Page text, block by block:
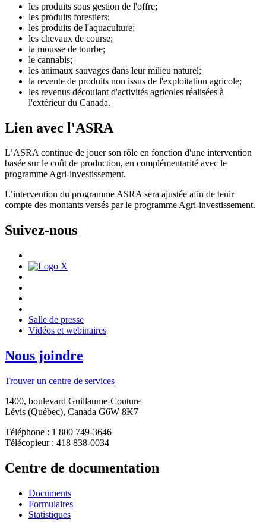
les produits sous gestion de l'offre;
les produits forestiers;
les produits de l'aquaculture;
les chevaux de course;
la mousse de tourbe;
le cannabis;
les animaux sauvages dans leur milieu naturel;
la revente de produits non issus de l'exploitation agricole;
les revenus découlant d'activités agricoles réalisées à
l'extérieur du Canada.
Lien avec l'ASRA
L’ASRA continue de jouer son rôle en fonction d'une intervention
basée sur le coût de production, en complémentarité avec le
programme Agri-investissement.
L’intervention du programme ASRA sera ajustée afin de tenir
compte des montants versés par le programme Agri-investissement.
Suivez-nous
Salle de presse
Vidéos et webinaires
Nous joindre
Trouver un centre de services
1400, boulevard Guillaume-Couture
Lévis (Québec), Canada G6W 8K7
Téléphone : 1 800 749-3646
Télécopieur : 418 838-0034
Centre de documentation
Documents
Formulaires
Statistiques